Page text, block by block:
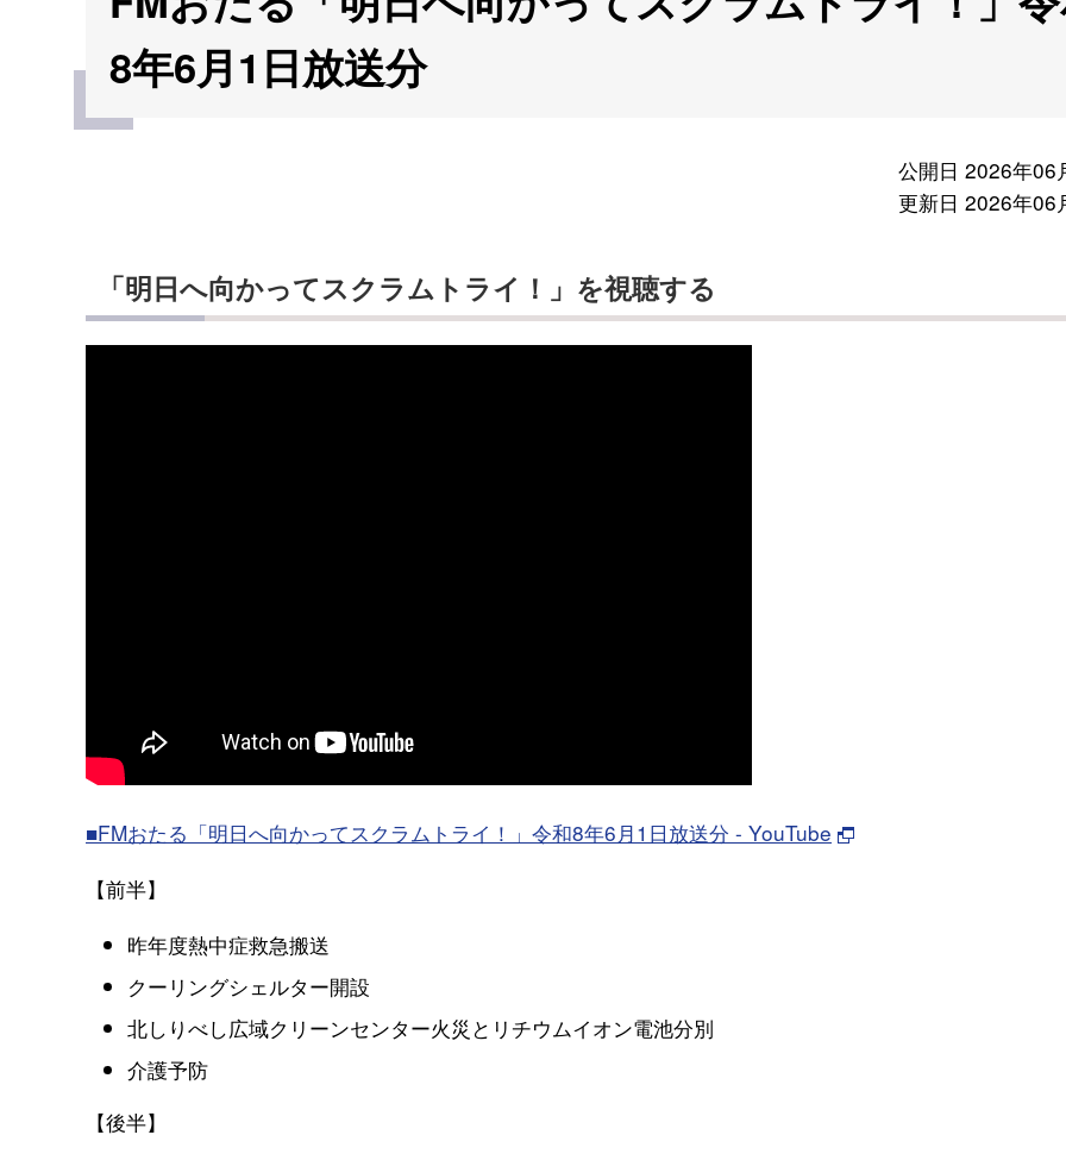
8年6月1日放送分
公開日 2026年06
更新日 2026年06
「明日へ向かってスクラムトライ！」を視聴する
■FMおたる「明日へ向かってスクラムトライ！」令和8年6月1日放送分 - YouTube
【前半】
昨年度熱中症救急搬送
クーリングシェルター開設
北しりべし広域クリーンセンター火災とリチウムイオン電池分別
介護予防
【後半】